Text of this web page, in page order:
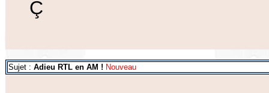
Ç
Sujet : Adieu RTL en AM ! Nouveau